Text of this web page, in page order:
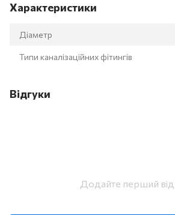
Характеристики
Діаметр
Типи каналізаційних фітингів
Відгуки
Додайте перший